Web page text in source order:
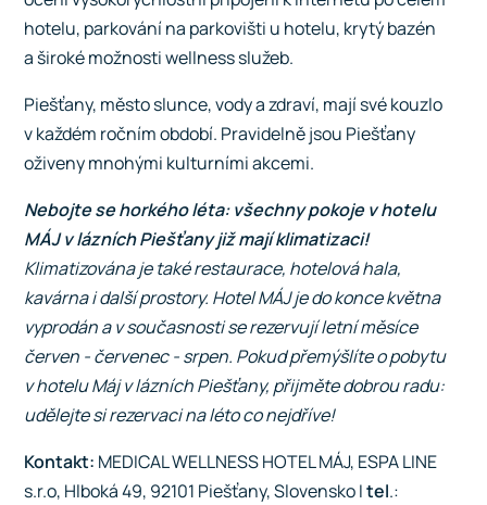
hotelu, parkování na parkovišti u hotelu, krytý bazén
a široké možnosti wellness služeb.
Piešťany, město slunce, vody a zdraví, mají své kouzlo
v každém ročním období. Pravidelně jsou Piešťany
oživeny mnohými kulturními akcemi.
Nebojte se horkého léta: všechny pokoje v hotelu
MÁJ v lázních Piešťany již mají klimatizaci!
Klimatizována je také restaurace, hotelová hala,
kavárna i další prostory. Hotel MÁJ je do konce května
vyprodán a v současnosti se rezervují letní měsíce
červen - červenec - srpen. Pokud přemýšlíte o pobytu
v hotelu Máj v lázních Piešťany, přijměte dobrou radu:
udělejte si rezervaci na léto co nejdříve!
Kontakt: MEDICAL WELLNESS HOTEL MÁJ, ESPA LINE
s.r.o, Hlboká 49, 92101 Piešťany, Slovensko Itel.: